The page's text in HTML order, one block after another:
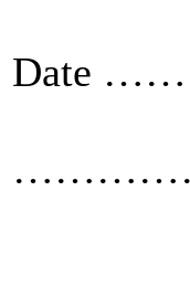
Date